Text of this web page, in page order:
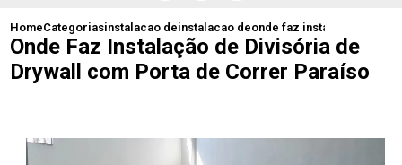
HomeCategoriasinstalacao de divisorias de drywall
instalacao de divisoria de drywall
onde faz instalacao de
Onde Faz Instalação de Divisória de
Drywall com Porta de Correr Paraíso